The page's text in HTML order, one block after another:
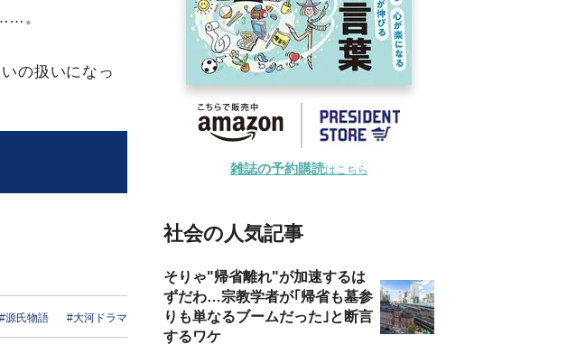
。
の扱いになっ
#源氏物語 #大河ドラマ
雑誌の予約購読はこちら
社会の人気記事
そりゃ"帰省離れ"が加速するは
ずだわ…宗教学者が｢帰省も墓参
りも単なるブームだった｣と断言
するワケ